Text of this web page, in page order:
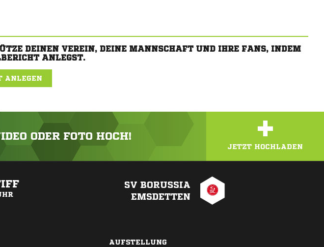
DEINEN VEREIN, DEINE MANNSCHAFT UND IHRE FANS, INDEM
ANLEGST.
ANLEGEN
ODER FOTO HOCH! +
JETZT HOCHLADEN
SV BORUSSIA
EMSDETTEN
AUFSTELLUNG